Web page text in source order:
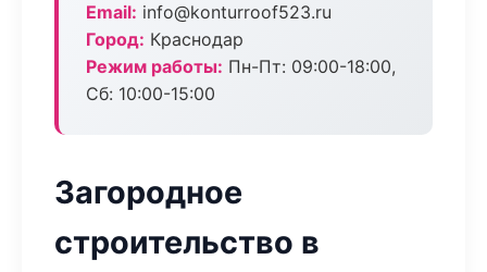
Email: info@konturroof523.ru
Город: Краснодар
Режим работы: Пн-Пт: 09:00-18:00,
Сб: 10:00-15:00
Загородное
строительство в